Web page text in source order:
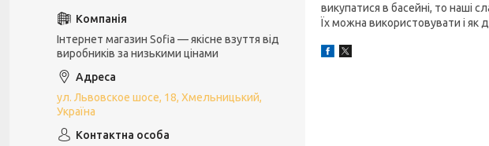
викупатися в басейні, то наші
Їх можна використовувати і як
Інтернет магазин Sofia — якісне взуття від
виробників за низькими цінами
ул. Львовское шосе, 18, Хмельницький,
Україна